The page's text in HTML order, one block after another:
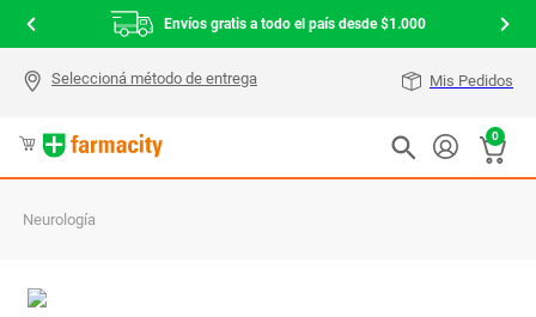
Envíos gratis a todo el país desde $1.000
Mis Pedidos
0
Neurología